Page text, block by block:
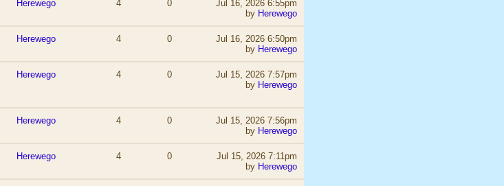
Herewego 4 0
Jul 16, 2026 6:55pm
by Herewego
Herewego 4 0
Jul 16, 2026 6:50pm
by Herewego
Herewego 4 0
Jul 15, 2026 7:57pm
by Herewego
Herewego 4 0
Jul 15, 2026 7:56pm
by Herewego
Herewego 4 0
Jul 15, 2026 7:11pm
by Herewego